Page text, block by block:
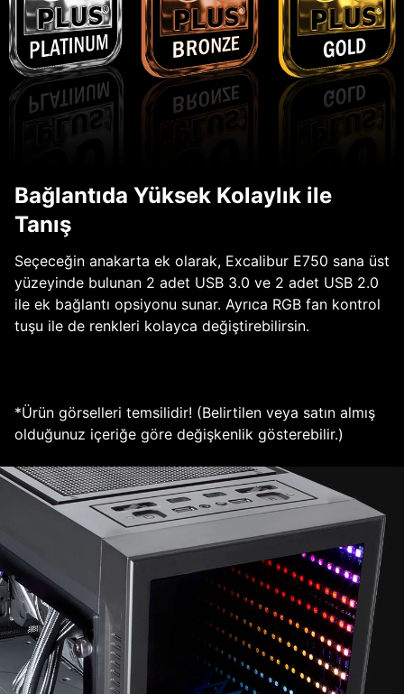
Bağlantıda Yüksek Kolaylık ile
Tanış
Seçeceğin anakarta ek olarak, Excalibur E750 sana üst
yüzeyinde bulunan 2 adet USB 3.0 ve 2 adet USB 2.0
ile ek bağlantı opsiyonu sunar. Ayrıca RGB fan kontrol
tuşu ile de renkleri kolayca değiştirebilirsin.
*Ürün görselleri temsilidir! (Belirtilen veya satın almış
olduğunuz içeriğe göre değişkenlik gösterebilir.)